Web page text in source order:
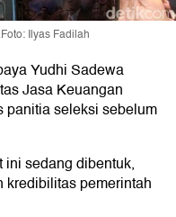
Ilyas Fadilah
Yudhi Sadewa
Jasa Keuangan
panitia seleksi sebelum
sedang dibentuk,
kredibilitas pemerintah